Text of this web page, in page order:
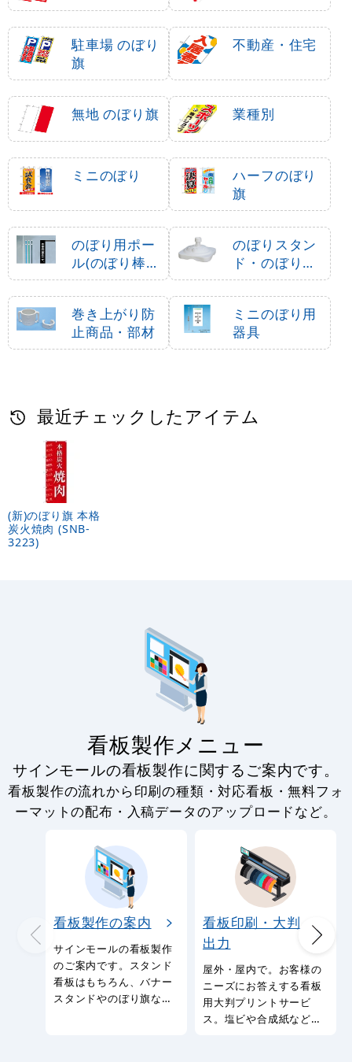
駐車場 のぼり
旗
不動産・住宅
無地 のぼり旗 業種別
ミニのぼり
ハーフのぼり
旗
のぼり用ポー
ル(のぼり棒・
竿)
のぼりスタン
ド・のぼり立
て台
巻き上がり防
止商品・部材
ミニのぼり用
器具
最近チェックしたアイテム
(新)のぼり旗 本格
炭火焼肉 (SNB-
3223)
看板製作メニュー
サインモールの看板製作に関するご案内です。
看板製作の流れから印刷の種類・対応看板・無料フォ
ーマットの配布・入稿データのアップロードなど。
看板製作の案内
サインモールの看板製作
のご案内です。スタンド
看板はもちろん、バナー
スタンドやのぼり旗など
看板印刷・大判
出力
屋外・屋内で。お客様の
ニーズにお答えする看板
用大判プリントサービ
ス。塩ビや合成紙など看